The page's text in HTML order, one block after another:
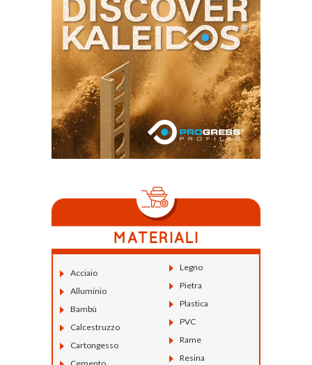
Acciaio
Alluminio
Bambù
Calcestruzzo
Cartongesso
Legno
Pietra
Plastica
PVC
Rame
Resina